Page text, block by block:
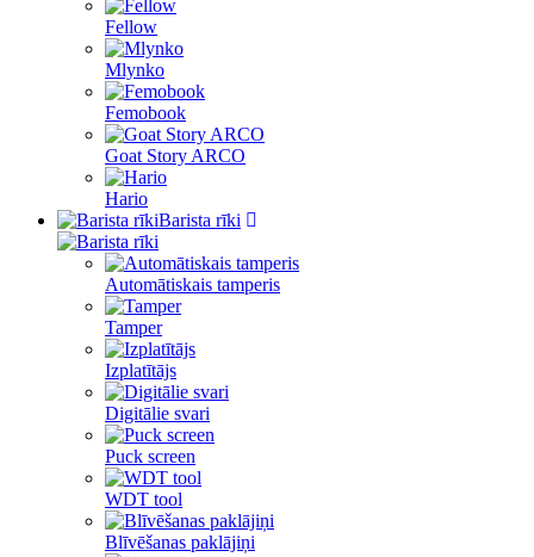
Fellow
Mlynko
Femobook
Goat Story ARCO
Hario
Barista rīki
Automātiskais tamperis
Tamper
Izplatītājs
Digitālie svari
Puck screen
WDT tool
Blīvēšanas paklājiņi